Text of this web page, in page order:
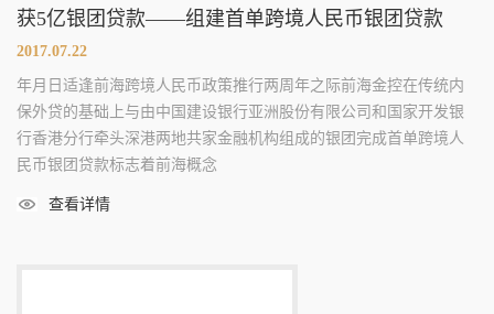
获5亿银团贷款——组建首单跨境人民币银团贷款
2017.07.22
年月日适逢前海跨境人民币政策推行两周年之际前海金控在传统内
保外贷的基础上与由中国建设银行亚洲股份有限公司和国家开发银
行香港分行牵头深港两地共家金融机构组成的银团完成首单跨境人
民币银团贷款标志着前海概念
查看详情